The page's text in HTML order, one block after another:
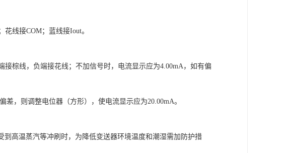
线接COM；蓝线接Iout。
线，负端接花线；不加信号时，电流显示应为4.00mA，如有偏
，则调整电位器（方形），使电流显示应为20.00mA。
温蒸汽等冲刷时，为降低变送器环境温度和潮湿需加防护措